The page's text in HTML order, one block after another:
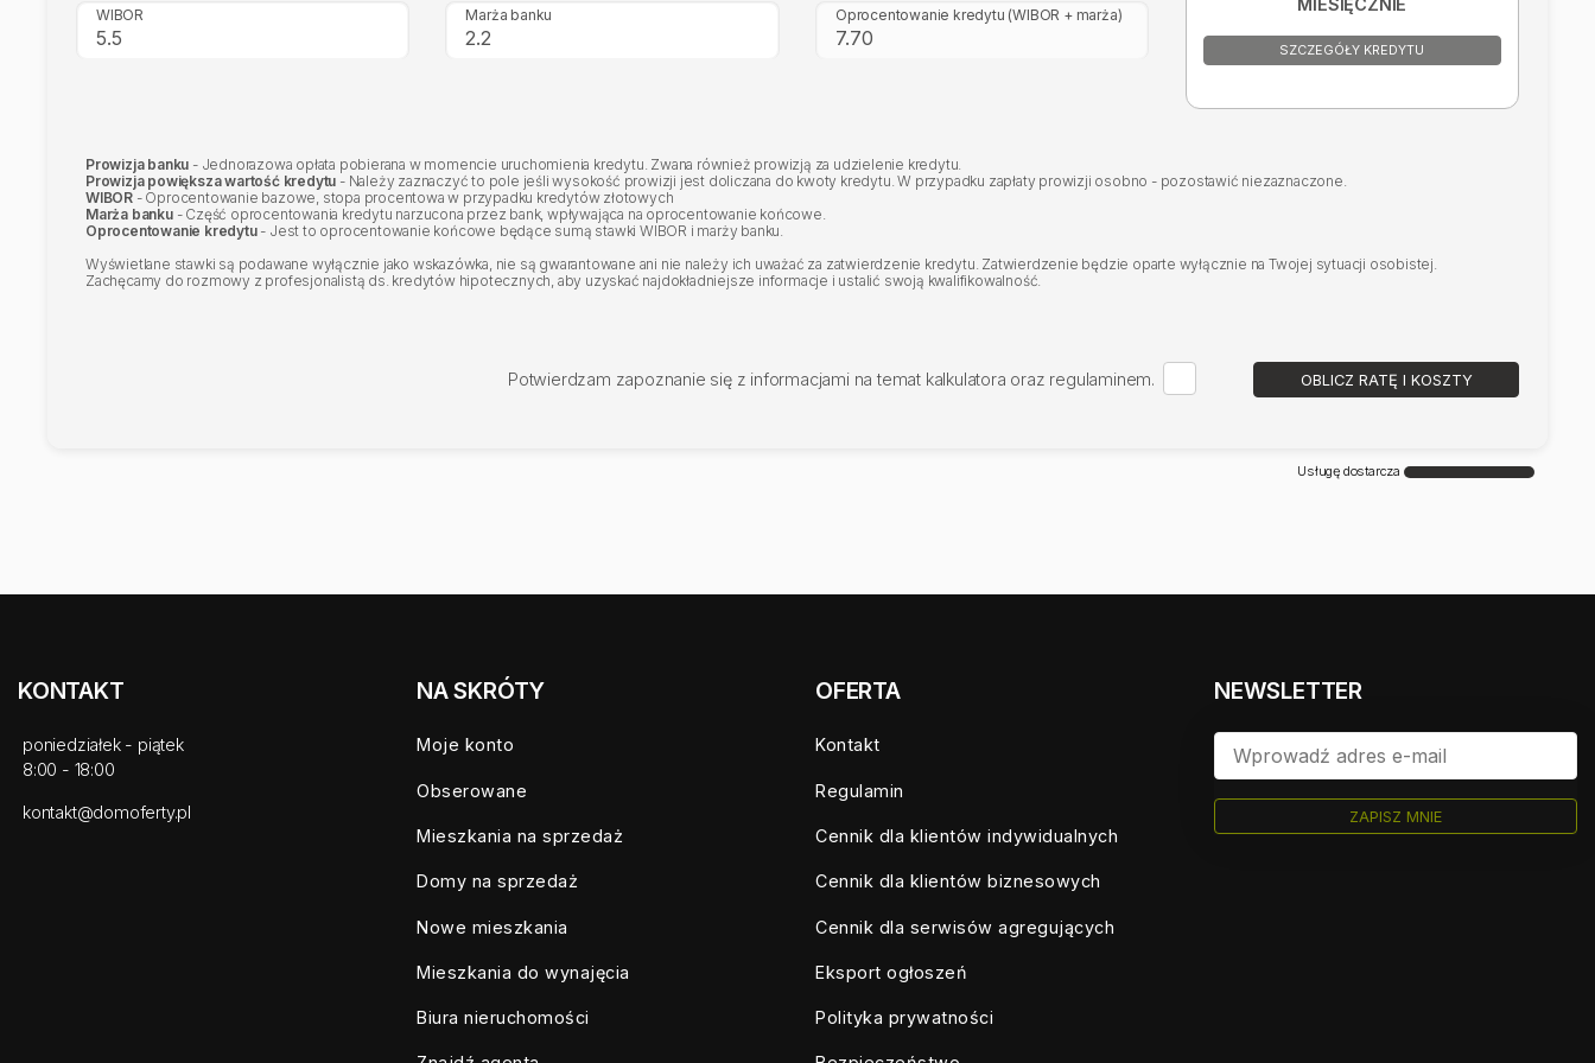
WIBOR Marża banku Oprocentowanie kredytu (WIBOR + marża)
MIESIĘCZNIE
SZCZEGÓŁY KREDYTU
Prowizja banku - Jednorazowa opłata pobierana w momencie uruchomienia kredytu. Zwana również prowizją za udzielenie kredytu.
Prowizja powiększa wartość kredytu - Należy zaznaczyć to pole jeśli wysokość prowizji jest doliczana do kwoty kredytu. W przypadku zapłaty prowizji osobno - pozostawić niezaznaczone.
WIBOR - Oprocentowanie bazowe, stopa procentowa w przypadku kredytów złotowych
Marża banku- Część oprocentowania kredytu narzucona przez bank, wpływająca na oprocentowanie końcowe.
Oprocentowanie kredytu- Jest to oprocentowanie końcowe będące sumą stawki WIBOR i marży banku.
Wyświetlane stawki są podawane wyłącznie jako wskazówka, nie są gwarantowane ani nie należy ich uważać za zatwierdzenie kredytu. Zatwierdzenie będzie oparte wyłącznie na Twojej sytuacji osobistej.
Zachęcamy do rozmowy z profesjonalistą ds. kredytów hipotecznych, aby uzyskać najdokładniejsze informacje i ustalić swoją kwalifikowalność.
Potwierdzam zapoznanie się z informacjami na temat kalkulatora oraz regulaminem. OBLICZ RATĘ I KOSZTY
Usługę dostarcza
KONTAKT
poniedziałek - piątek
8:00 - 18:00
kontakt@domoferty.pl
NA SKRÓTY
Moje konto
Obserowane
Mieszkania na sprzedaż
Domy na sprzedaż
Nowe mieszkania
Mieszkania do wynajęcia
Biura nieruchomości
OFERTA
Kontakt
Regulamin
Cennik dla klientów indywidualnych
Cennik dla klientów biznesowych
Cennik dla serwisów agregujących
Eksport ogłoszeń
Polityka prywatności
NEWSLETTER
ZAPISZ MNIE